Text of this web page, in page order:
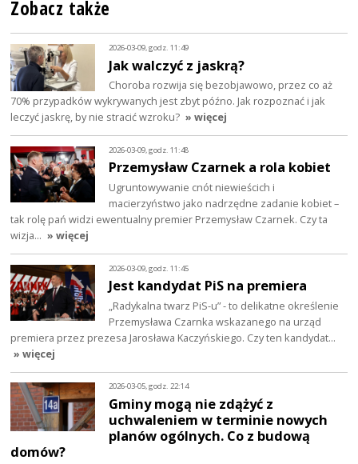
Zobacz także
2026-03-09, godz. 11:49
Jak walczyć z jaskrą?
Choroba rozwija się bezobjawowo, przez co aż
70% przypadków wykrywanych jest zbyt późno. Jak rozpoznać i jak
leczyć jaskrę, by nie stracić wzroku? » więcej
2026-03-09, godz. 11:48
Przemysław Czarnek a rola kobiet
Ugruntowywanie cnót niewieścich i
macierzyństwo jako nadrzędne zadanie kobiet –
tak rolę pań widzi ewentualny premier Przemysław Czarnek. Czy ta
wizja… » więcej
2026-03-09, godz. 11:45
Jest kandydat PiS na premiera
„Radykalna twarz PiS-u” - to delikatne określenie
Przemysława Czarnka wskazanego na urząd
premiera przez prezesa Jarosława Kaczyńskiego. Czy ten kandydat…
» więcej
2026-03-05, godz. 22:14
Gminy mogą nie zdążyć z
uchwaleniem w terminie nowych
planów ogólnych. Co z budową
domów?